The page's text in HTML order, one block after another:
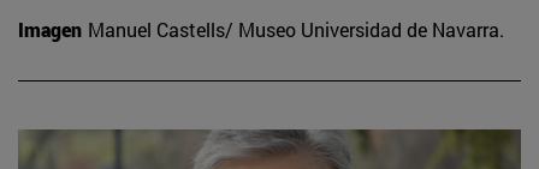
Imagen Manuel Castells/ Museo Universidad de Navarra.